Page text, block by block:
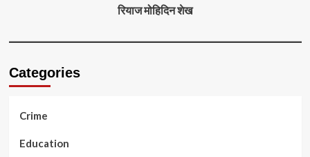
रियाज मोहिदिन शेख
Categories
Crime
Education